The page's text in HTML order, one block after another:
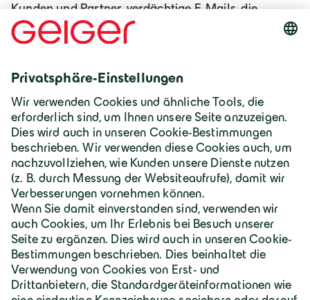
Kunden und Partner, verdächtige E-Mails, die
angeblich von uns stammen, umgehend an Ihren
jeweiligen Ansprechpartner in unserem
Deutschland | Deutsch